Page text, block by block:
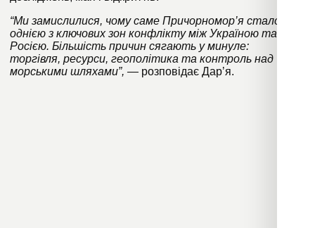
“Ми замислилися, чому саме Причорномор’я стало
однією з ключових зон конфлікту між Україною та
Росією. Більшість причин сягають у минуле:
торгівля, ресурси, геополітика та контроль над
морськими шляхами”, — розповідає Дарʼя.